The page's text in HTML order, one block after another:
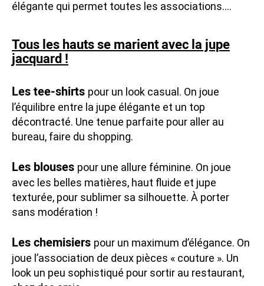
élégante qui permet toutes les associations....
Tous les hauts se marient avec la jupe
jacquard !
Les tee-shirts pour un look casual. On joue
l’équilibre entre la jupe élégante et un top
décontracté. Une tenue parfaite pour aller au
bureau, faire du shopping.
Les blouses pour une allure féminine. On joue
avec les belles matières, haut fluide et jupe
texturée, pour sublimer sa silhouette. À porter
sans modération !
Les chemisiers pour un maximum d’élégance. On
joue l’association de deux pièces « couture ». Un
look un peu sophistiqué pour sortir au restaurant,